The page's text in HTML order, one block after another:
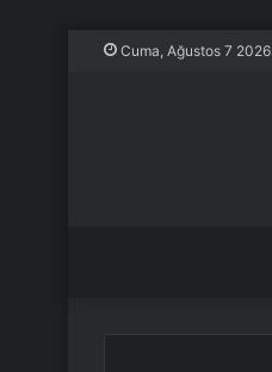
Cuma, Ağustos 7 2026